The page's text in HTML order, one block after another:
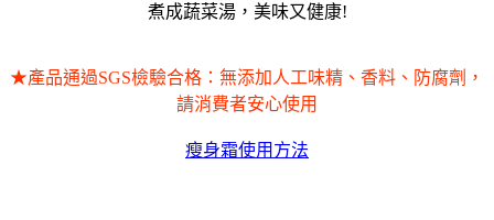
煮成蔬菜湯，美味又健康!
★產品通過SGS檢驗合格：無添加人工味精、香料、防腐劑，
請消費者安心使用
瘦身霜使用方法